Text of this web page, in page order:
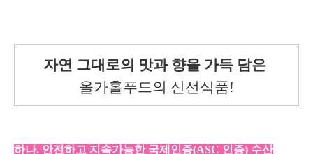
자연 그대로의 맛과 향을 가득 담은
올가홀푸드의 신선식품!
하나. 안전하고 지속가능한 국제인증(ASC 인증) 수산